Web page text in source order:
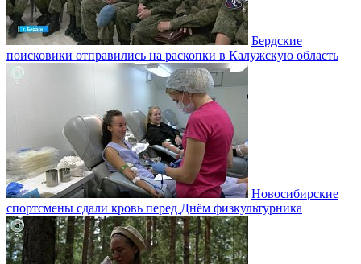
Бердские
поисковики отправились на раскопки в Калужскую область
Новосибирские
спортсмены сдали кровь перед Днём физкультурника